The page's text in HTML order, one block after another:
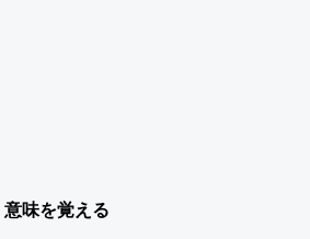
意味を覚える